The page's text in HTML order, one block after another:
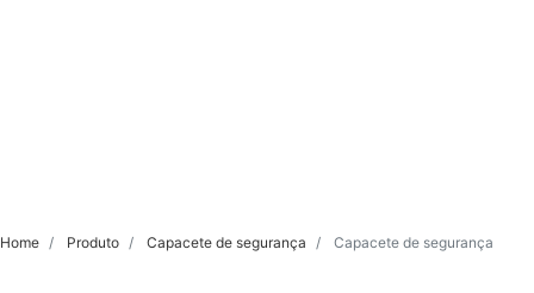
Home Produto Capacete de segurança Capacete de segurança